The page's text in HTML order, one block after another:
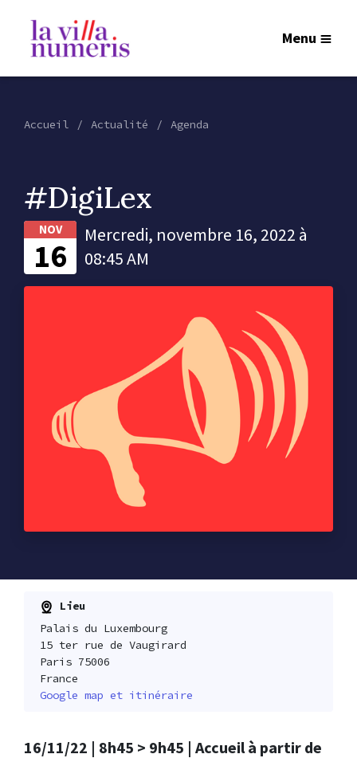
Menu
Accueil Actualité Agenda
#DigiLex
NOV
16
Mercredi, novembre 16, 2022 à
08:45 AM
Lieu
Palais du Luxembourg
15 ter rue de Vaugirard
Paris 75006
France
Google map et itinéraire
16/11/22 | 8h45 > 9h45 | Accueil à partir de